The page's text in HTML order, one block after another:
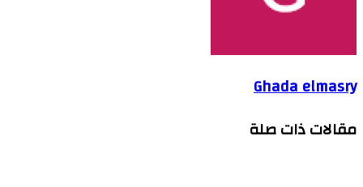
Ghada elmasry
مقالات ذات صلة